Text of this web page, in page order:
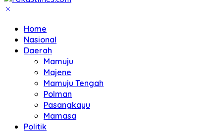
Home
Nasional
Daerah
Mamuju
Majene
Mamuju Tengah
Polman
Pasangkayu
Mamasa
Politik